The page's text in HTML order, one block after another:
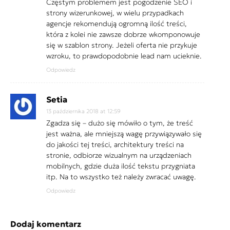
Częstym problemem jest pogodzenie SEO i
strony wizerunkowej, w wielu przypadkach
agencje rekomendują ogromną ilość treści,
która z kolei nie zawsze dobrze wkomponowuje
się w szablon strony. Jeżeli oferta nie przykuje
wzroku, to prawdopodobnie lead nam ucieknie.
Odpowiedz
Setia
13 października 2018 at 12:59
Zgadza się – dużo się mówiło o tym, że treść
jest ważna, ale mniejszą wagę przywiązywało się
do jakości tej treści, architektury treści na
stronie, odbiorze wizualnym na urządzeniach
mobilnych, gdzie duża ilość tekstu przygniata
itp. Na to wszystko też należy zwracać uwagę.
Odpowiedz
Dodaj komentarz